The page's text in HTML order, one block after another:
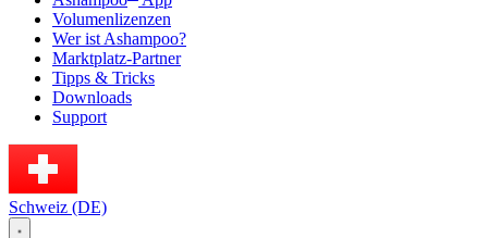
Volumenlizenzen
Wer ist Ashampoo?
Marktplatz-Partner
Tipps & Tricks
Downloads
Support
Schweiz (DE)